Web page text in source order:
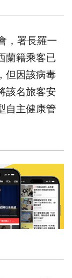
，署長羅一
蘭籍乘客已
但因該病毒
該名旅客安
自主健康管